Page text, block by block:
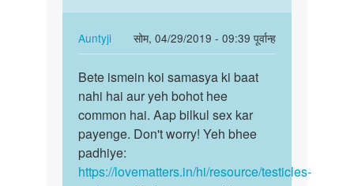
Auntyji
Auntyji
सोम, 04/29/2019 - 09:39 पूर्वान्ह
In
reply
to
Sir
mera
ek
annd
kosh
Bete
ismein
koi
samasya
ki…
Bete ismein koi samasya ki baat
nahi hai aur yeh bohot hee
common hai. Aap bilkul sex kar
payenge. Don't worry! Yeh bhee
padhiye:
https://lovematters.in/hi/resource/testicles-